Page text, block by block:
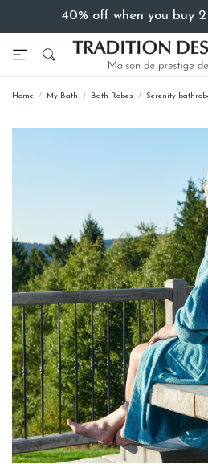
40% off when you buy
Home My Bath Bath Robes Serenity